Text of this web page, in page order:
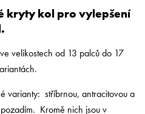
kryty kol pro vylepšení
velikostech od 13 palců do 17
varianty: stříbrnou, antracitovou a
Kromě nich jsou v